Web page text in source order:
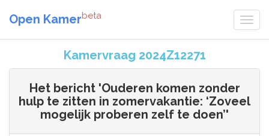
Open Kamerbeta
Kamervraag 2024Z12271
Het bericht 'Ouderen komen zonder
hulp te zitten in zomervakantie: ‘Zoveel
mogelijk proberen zelf te doen’'